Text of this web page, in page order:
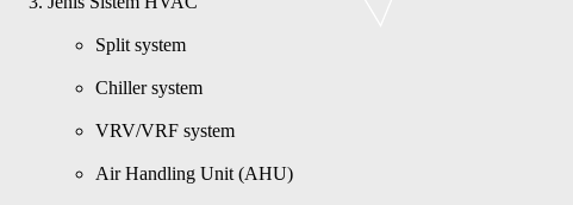
Split system
Chiller system
VRV/VRF system
Air Handling Unit (AHU)